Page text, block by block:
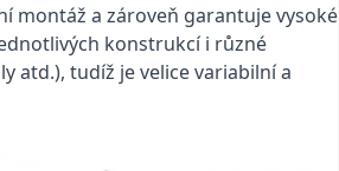
montáž a zároveň garantuje vysoké
konstrukcí i různé
atd.), tudíž je velice variabilní a